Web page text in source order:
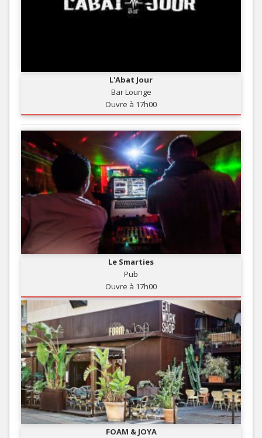
L'Abat Jour
Bar Lounge
Ouvre à 17h00
Le Smarties
Pub
Ouvre à 17h00
FOAM & JOYA